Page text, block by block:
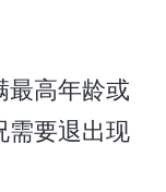
最高年龄或
需要退出现